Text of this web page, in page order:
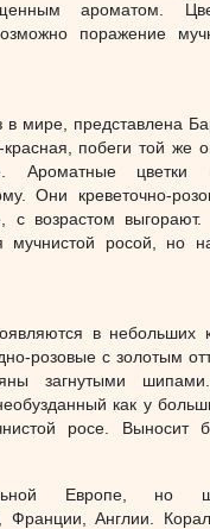
ароматом.
поражение
мире, представлена
побеги той же
Ароматные цветки
Они креветочно-
с возрастом выгорают.
мучнистой росой, но
в небольших
розовые с золотым
загнутыми
как у
росе. Выносит
Европе, но
Франции, Англии.